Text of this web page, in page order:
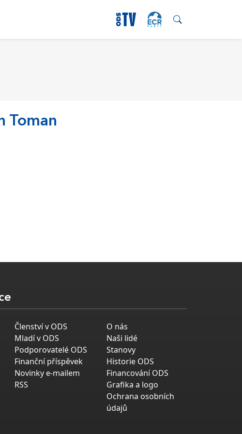
Toman
Členství v ODS
Mladí v ODS
Podporovatelé ODS
Finanční příspěvek
Novinky e-mailem
RSS
O nás
Naši lidé
Stanovy
Historie ODS
Financování ODS
Grafika a logo
Ochrana osobních
údajů